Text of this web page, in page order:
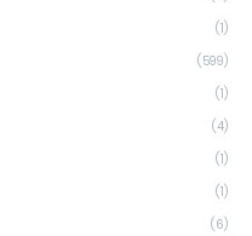
(1)
(599)
(1)
(4)
(1)
(1)
(6)